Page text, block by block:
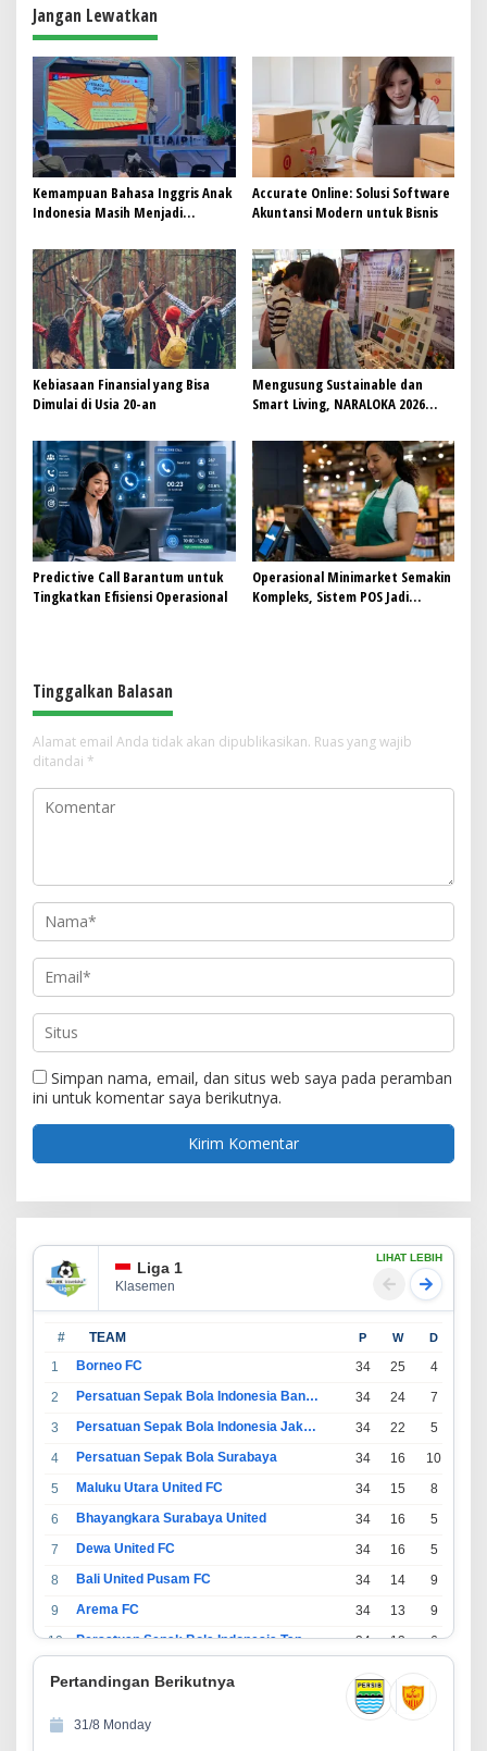
a
s
p
o
s
Jangan Lewatkan
Kemampuan Bahasa Inggris Anak
Indonesia Masih Menjadi
Pembelajaran Dinilai Perlu
Berubah
Accurate Online: Solusi Software
Akuntansi Modern untuk Bisnis
Kebiasaan Finansial yang Bisa
Dimulai di Usia 20-an
Mengusung Sustainable dan
Smart Living, NARALOKA 2026
Mahasiswa BINUS @Malang
Predictive Call Barantum untuk
Tingkatkan Efisiensi Operasional
Operasional Minimarket Semakin
Kompleks, Sistem POS Jadi
Tinggalkan Balasan
Alamat email Anda tidak akan dipublikasikan. Ruas yang wajib
ditandai *
Simpan nama, email, dan situs web saya pada peramban
ini untuk komentar saya berikutnya.
Liga 1
Klasemen
LIHAT LEBIH
# TEAM P W D
1 Borneo FC 34 25 4
2
Persatuan Sepak Bola Indonesia Bandung 34 24 7
3
Persatuan Sepak Bola Indonesia Jakarta 34 22 5
4
Persatuan Sepak Bola Surabaya 34 16 10
5
Maluku Utara United FC 34 15 8
6
Bhayangkara Surabaya United 34 16 5
7
Dewa United FC 34 16 5
8
Bali United Pusam FC 34 14 9
9
Arema FC 34 13 9
10
Persatuan Sepak Bola Indonesia Tangerang 34 13 6
34 11
13
Pertandingan Berikutnya
31/8 Monday